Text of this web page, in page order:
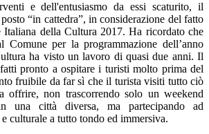
e dell'entusiasmo da essi scaturito, il
“in cattedra”, in considerazione del fatto
Italiana della Cultura 2017. Ha ricordato che
Comune per la programmazione dell’anno
ha visto un lavoro di quasi due anni. Il
pronto a ospitare i turisti molto prima del
fruibile da far sì che il turista visiti tutto ciò
offrire, non trascorrendo solo un weekend
una città diversa, ma partecipando ad
culturale a tutto tondo ed immersiva.